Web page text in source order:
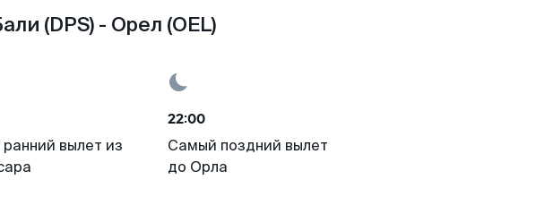
(DPS) - Орел (OEL)
вылет из
22:00
Самый поздний вылет
до Орла